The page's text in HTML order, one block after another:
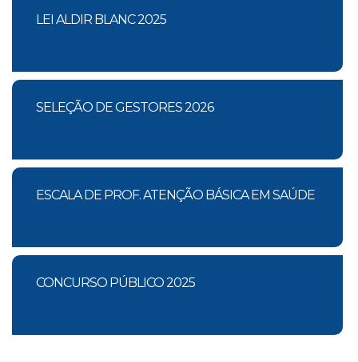
LEI ALDIR BLANC 2025
SELEÇÃO DE GESTORES 2026
ESCALA DE PROF. ATENÇÃO BÁSICA EM SAÚDE
CONCURSO PÚBLICO 2025